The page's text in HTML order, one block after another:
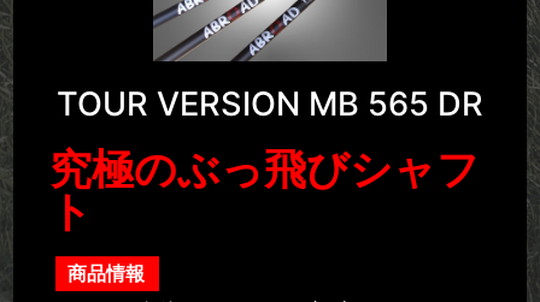
TOUR VERSION MB 565 DR
究極のぶっ飛びシャフ
ト
商品情報